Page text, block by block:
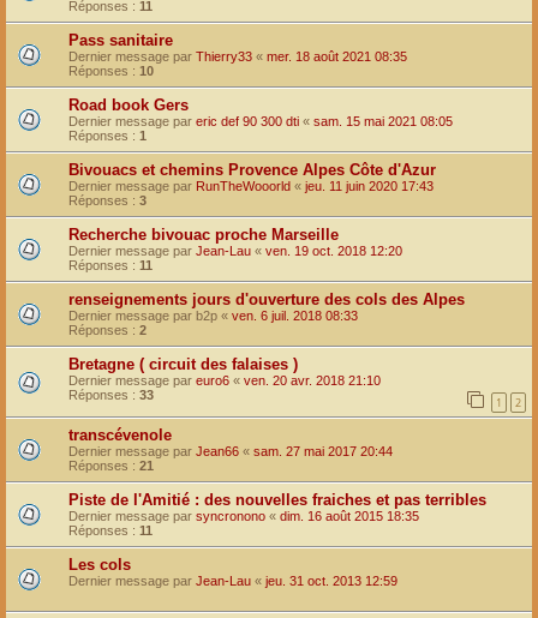
Réponses : 11
Pass sanitaire
Dernier message par Thierry33 « mer. 18 août 2021 08:35
Réponses : 10
Road book Gers
Dernier message par eric def 90 300 dti « sam. 15 mai 2021 08:05
Réponses : 1
Bivouacs et chemins Provence Alpes Côte d'Azur
Dernier message par RunTheWooorld « jeu. 11 juin 2020 17:43
Réponses : 3
Recherche bivouac proche Marseille
Dernier message par Jean-Lau « ven. 19 oct. 2018 12:20
Réponses : 11
renseignements jours d'ouverture des cols des Alpes
Dernier message par b2p « ven. 6 juil. 2018 08:33
Réponses : 2
Bretagne ( circuit des falaises )
Dernier message par euro6 « ven. 20 avr. 2018 21:10
Réponses : 33 1 2
transcévenole
Dernier message par Jean66 « sam. 27 mai 2017 20:44
Réponses : 21
Piste de l'Amitié : des nouvelles fraiches et pas terribles
Dernier message par syncronono « dim. 16 août 2015 18:35
Réponses : 11
Les cols
Dernier message par Jean-Lau « jeu. 31 oct. 2013 12:59